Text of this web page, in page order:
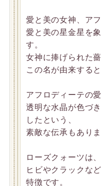
愛と美の女神、ア
愛と美の星金星を
す。
女神に捧げられた
この名が由来する
アフロディーテの
透明な水晶が色づ
したという、
素敵な伝承もありま
ローズクォーツは、
ヒビやクラックな
特徴です。